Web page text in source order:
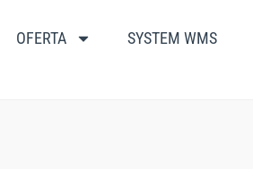
OFERTA SYSTEM WMS